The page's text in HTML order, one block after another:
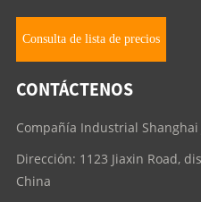
Consulta de lista de precios
CONTÁCTENOS
Compañía Industrial Shanghai
Dirección: 1123 Jiaxin Road,
China